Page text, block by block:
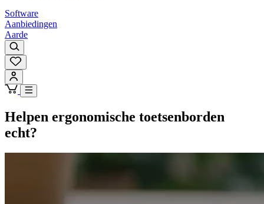
Software
Aanbiedingen
Aarde
Helpen ergonomische toetsenborden
echt?